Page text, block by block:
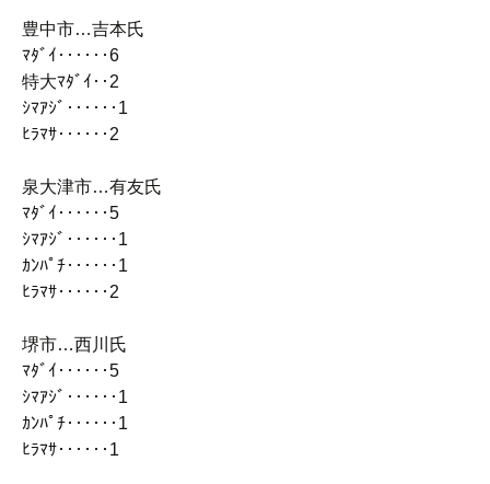
豊中市…吉本氏
ﾏﾀﾞｲ‥‥‥6
特大ﾏﾀﾞｲ‥2
ｼﾏｱｼﾞ‥‥‥1
ﾋﾗﾏｻ‥‥‥2
泉大津市…有友氏
ﾏﾀﾞｲ‥‥‥5
ｼﾏｱｼﾞ‥‥‥1
ｶﾝﾊﾟﾁ‥‥‥1
ﾋﾗﾏｻ‥‥‥2
堺市…西川氏
ﾏﾀﾞｲ‥‥‥5
ｼﾏｱｼﾞ‥‥‥1
ｶﾝﾊﾟﾁ‥‥‥1
ﾋﾗﾏｻ‥‥‥1